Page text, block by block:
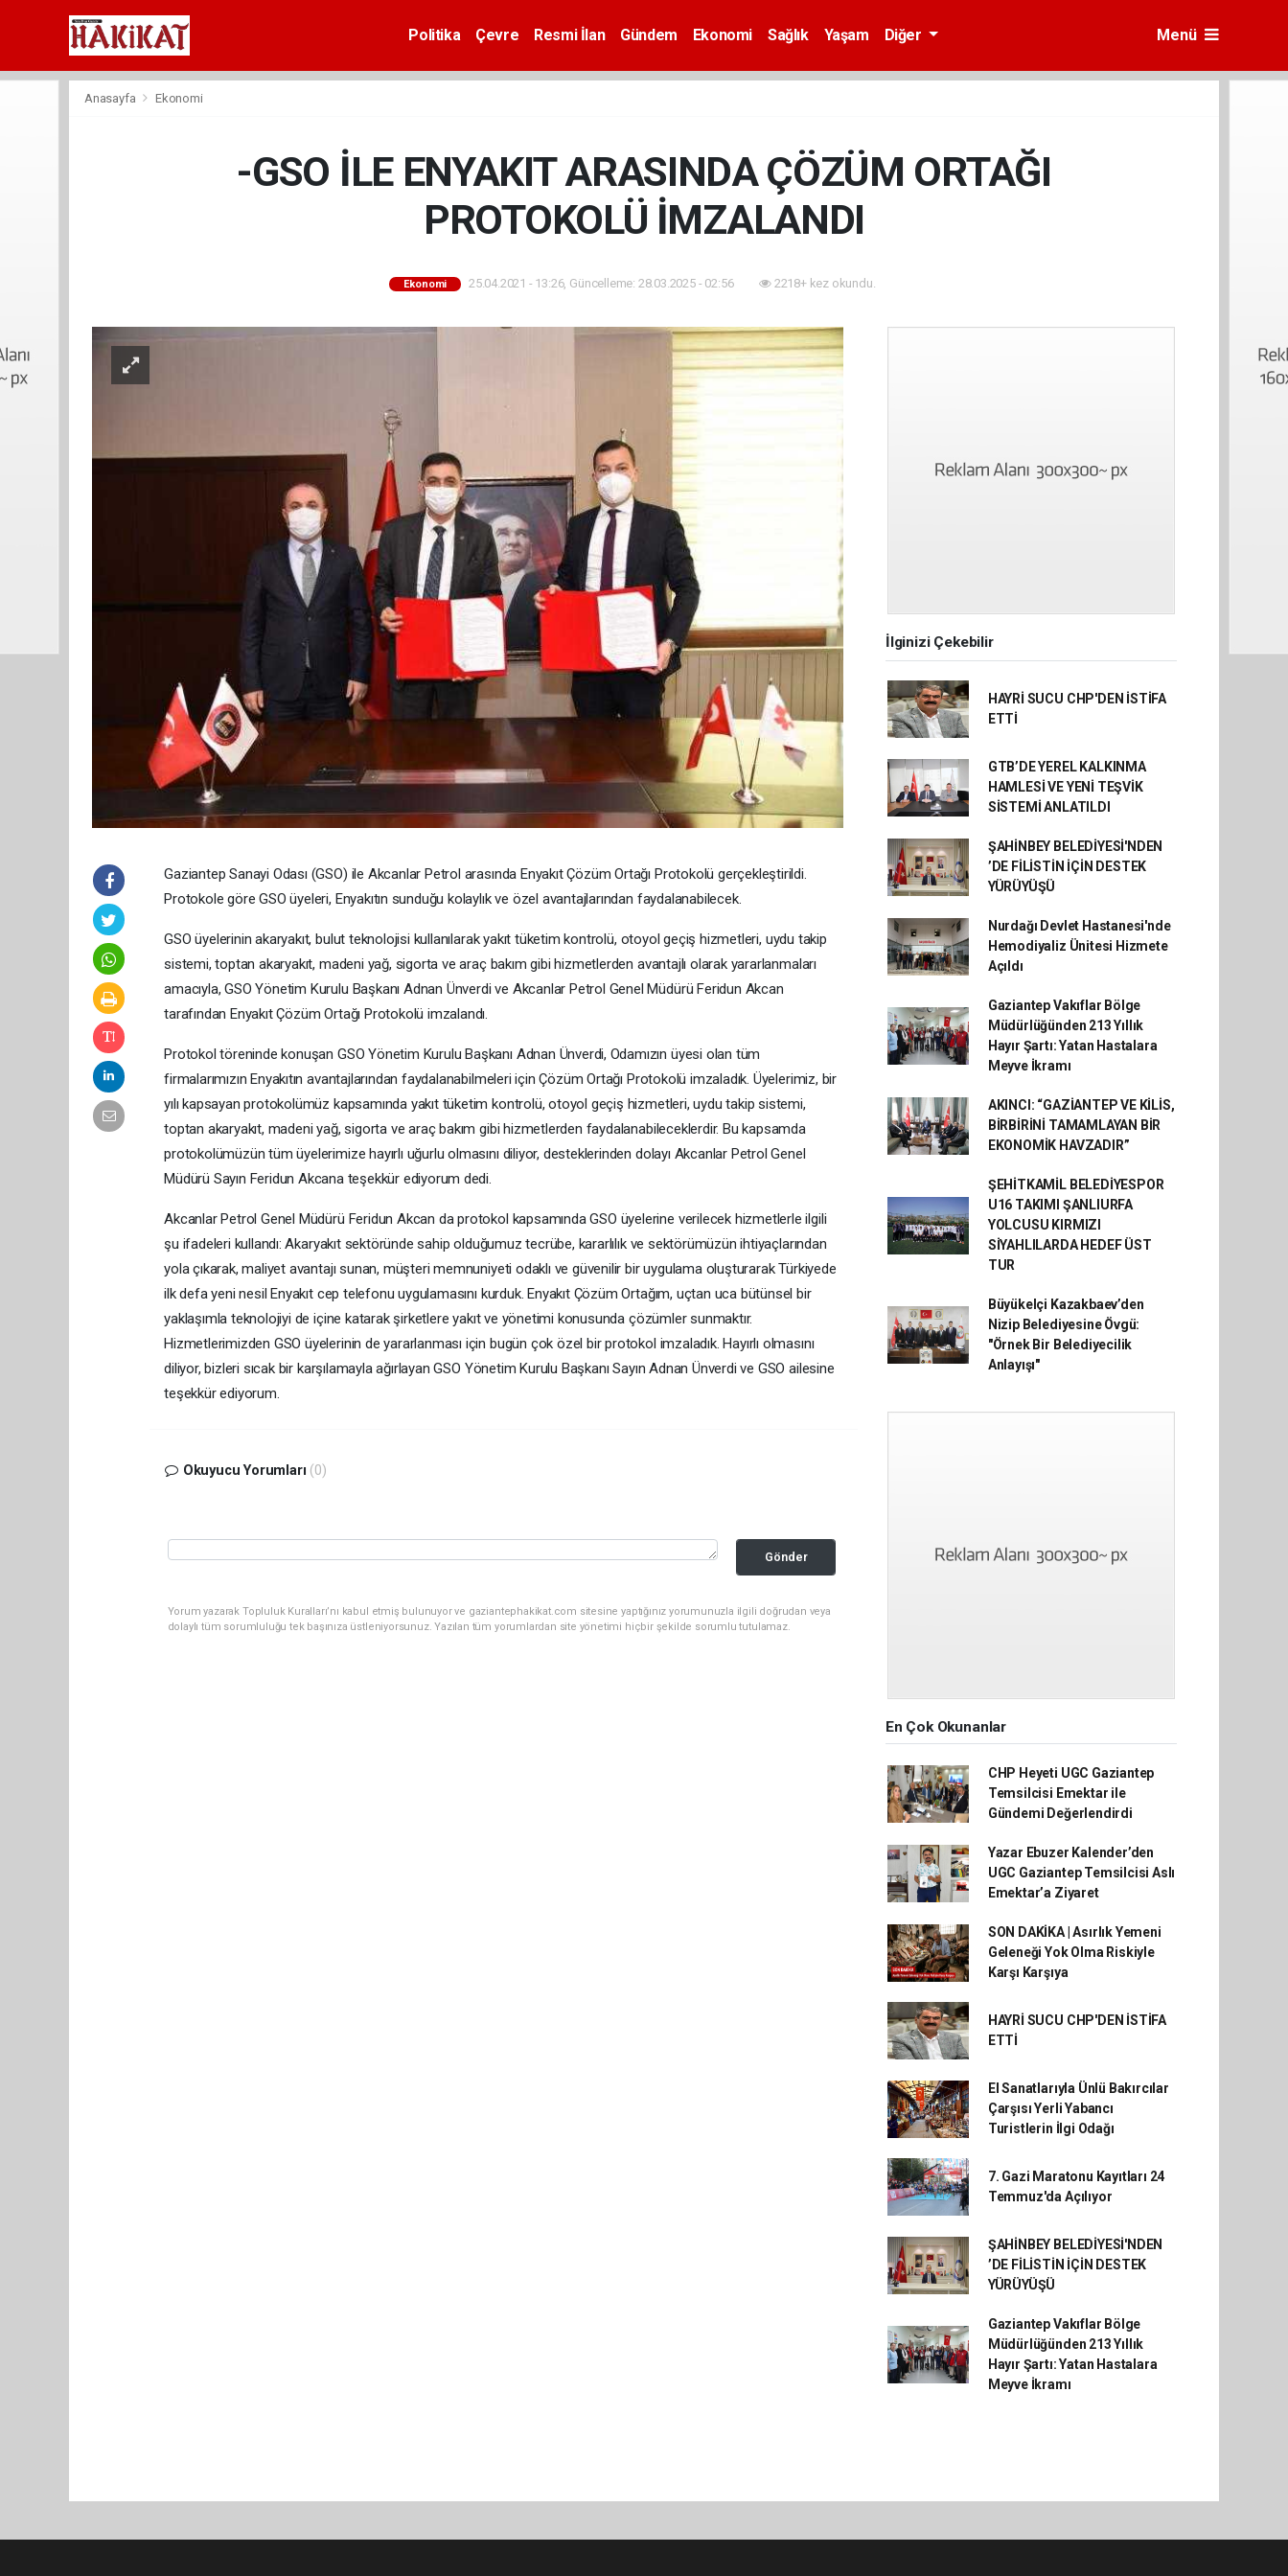
Politika Çevre Resmi İlan Gündem Ekonomi Sağlık Yaşam Diğer Menü
Anasayfa Ekonomi
-GSO İLE ENYAKIT ARASINDA ÇÖZÜM ORTAĞI
PROTOKOLÜ İMZALANDI
Ekonomi 25.04.2021 - 13:26, Güncelleme: 28.03.2025 - 02:56 2218+ kez okundu.
Gaziantep Sanayi Odası (GSO) ile Akcanlar Petrol arasında Enyakıt Çözüm Ortağı Protokolü gerçekleştirildi.
Protokole göre GSO üyeleri, Enyakıtın sunduğu kolaylık ve özel avantajlarından faydalanabilecek.
GSO üyelerinin akaryakıt, bulut teknolojisi kullanılarak yakıt tüketim kontrolü, otoyol geçiş hizmetleri, uydu takip
sistemi, toptan akaryakıt, madeni yağ, sigorta ve araç bakım gibi hizmetlerden avantajlı olarak yararlanmaları
amacıyla, GSO Yönetim Kurulu Başkanı Adnan Ünverdi ve Akcanlar Petrol Genel Müdürü Feridun Akcan
tarafından Enyakıt Çözüm Ortağı Protokolü imzalandı.
Protokol töreninde konuşan GSO Yönetim Kurulu Başkanı Adnan Ünverdi, Odamızın üyesi olan tüm
firmalarımızın Enyakıtın avantajlarından faydalanabilmeleri için Çözüm Ortağı Protokolü imzaladık. Üyelerimiz, bir
yılı kapsayan protokolümüz kapsamında yakıt tüketim kontrolü, otoyol geçiş hizmetleri, uydu takip sistemi,
toptan akaryakıt, madeni yağ, sigorta ve araç bakım gibi hizmetlerden faydalanabileceklerdir. Bu kapsamda
protokolümüzün tüm üyelerimize hayırlı uğurlu olmasını diliyor, desteklerinden dolayı Akcanlar Petrol Genel
Müdürü Sayın Feridun Akcana teşekkür ediyorum dedi.
Akcanlar Petrol Genel Müdürü Feridun Akcan da protokol kapsamında GSO üyelerine verilecek hizmetlerle ilgili
şu ifadeleri kullandı: Akaryakıt sektöründe sahip olduğumuz tecrübe, kararlılık ve sektörümüzün ihtiyaçlarından
yola çıkarak, maliyet avantajı sunan, müşteri memnuniyeti odaklı ve güvenilir bir uygulama oluşturarak Türkiyede
ilk defa yeni nesil Enyakıt cep telefonu uygulamasını kurduk. Enyakıt Çözüm Ortağım, uçtan uca bütünsel bir
yaklaşımla teknolojiyi de içine katarak şirketlere yakıt ve yönetimi konusunda çözümler sunmaktır.
Hizmetlerimizden GSO üyelerinin de yararlanması için bugün çok özel bir protokol imzaladık. Hayırlı olmasını
diliyor, bizleri sıcak bir karşılamayla ağırlayan GSO Yönetim Kurulu Başkanı Sayın Adnan Ünverdi ve GSO ailesine
teşekkür ediyorum.
Okuyucu Yorumları (0)
Gönder
Yorum yazarak Topluluk Kuralları’nı kabul etmiş bulunuyor ve gaziantephakikat.com sitesine yaptığınız yorumunuzla ilgili doğrudan veya
dolaylı tüm sorumluluğu tek başınıza üstleniyorsunuz. Yazılan tüm yorumlardan site yönetimi hiçbir şekilde sorumlu tutulamaz.
İlginizi Çekebilir
HAYRİ SUCU CHP'DEN İSTİFA
ETTİ
GTB’DE YEREL KALKINMA
HAMLESİ VE YENİ TEŞVİK
SİSTEMİ ANLATILDI
ŞAHİNBEY BELEDİYESİ'NDEN
’DE FİLİSTİN İÇİN DESTEK
YÜRÜYÜŞÜ
Nurdağı Devlet Hastanesi'nde
Hemodiyaliz Ünitesi Hizmete
Açıldı
Gaziantep Vakıflar Bölge
Müdürlüğünden 213 Yıllık
Hayır Şartı: Yatan Hastalara
Meyve İkramı
AKINCI: “GAZİANTEP VE KİLİS,
BİRBİRİNİ TAMAMLAYAN BİR
EKONOMİK HAVZADIR”
ŞEHİTKAMİL BELEDİYESPOR
U16 TAKIMI ŞANLIURFA
YOLCUSU KIRMIZI
SİYAHLILARDA HEDEF ÜST
TUR
Büyükelçi Kazakbaev’den
Nizip Belediyesine Övgü:
"Örnek Bir Belediyecilik
Anlayışı"
En Çok Okunanlar
CHP Heyeti UGC Gaziantep
Temsilcisi Emektar ile
Gündemi Değerlendirdi
Yazar Ebuzer Kalender’den
UGC Gaziantep Temsilcisi Aslı
Emektar’a Ziyaret
SON DAKİKA | Asırlık Yemeni
Geleneği Yok Olma Riskiyle
Karşı Karşıya
HAYRİ SUCU CHP'DEN İSTİFA
ETTİ
El Sanatlarıyla Ünlü Bakırcılar
Çarşısı Yerli Yabancı
Turistlerin İlgi Odağı
7. Gazi Maratonu Kayıtları 24
Temmuz'da Açılıyor
ŞAHİNBEY BELEDİYESİ'NDEN
’DE FİLİSTİN İÇİN DESTEK
YÜRÜYÜŞÜ
Gaziantep Vakıflar Bölge
Müdürlüğünden 213 Yıllık
Hayır Şartı: Yatan Hastalara
Meyve İkramı